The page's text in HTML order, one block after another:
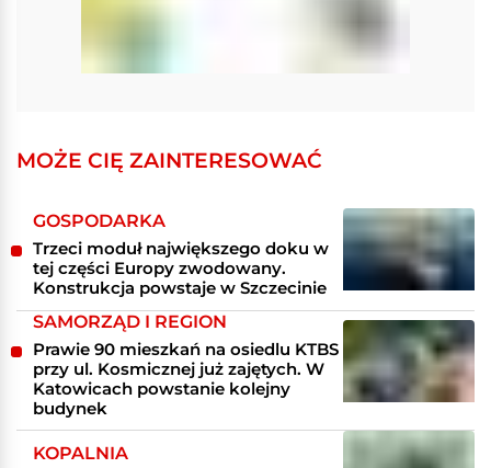
MOŻE CIĘ ZAINTERESOWAĆ
GOSPODARKA
Trzeci moduł największego doku w
tej części Europy zwodowany.
Konstrukcja powstaje w Szczecinie
SAMORZĄD I REGION
Prawie 90 mieszkań na osiedlu KTBS
przy ul. Kosmicznej już zajętych. W
Katowicach powstanie kolejny
budynek
KOPALNIA